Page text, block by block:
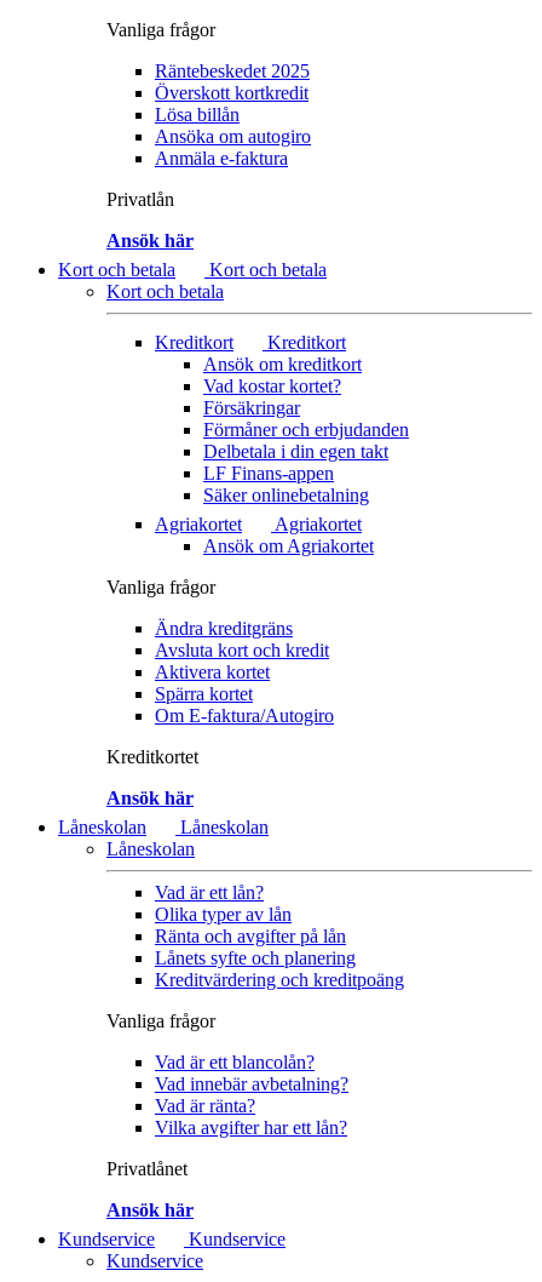
Vanliga frågor
Räntebeskedet 2025
Överskott kortkredit
Lösa billån
Ansöka om autogiro
Anmäla e-faktura
Privatlån
Ansök här
Kort och betala
Kort och betala
Kort och betala
Kreditkort
Kreditkort
Ansök om kreditkort
Vad kostar kortet?
Försäkringar
Förmåner och erbjudanden
Delbetala i din egen takt
LF Finans-appen
Säker onlinebetalning
Agriakortet
Agriakortet
Ansök om Agriakortet
Vanliga frågor
Ändra kreditgräns
Avsluta kort och kredit
Aktivera kortet
Spärra kortet
Om E-faktura/Autogiro
Kreditkortet
Ansök här
Låneskolan
Låneskolan
Låneskolan
Vad är ett lån?
Olika typer av lån
Ränta och avgifter på lån
Lånets syfte och planering
Kreditvärdering och kreditpoäng
Vanliga frågor
Vad är ett blancolån?
Vad innebär avbetalning?
Vad är ränta?
Vilka avgifter har ett lån?
Privatlånet
Ansök här
Kundservice
Kundservice
Kundservice